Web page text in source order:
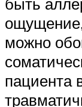
можно
пациента